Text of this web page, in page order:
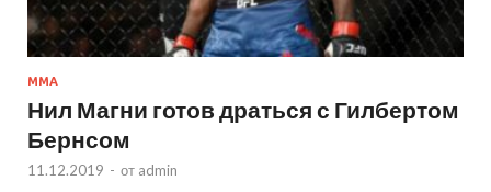
MMA
Нил Магни готов драться с Гилбертом
Бернсом
11.12.2019 - от admin